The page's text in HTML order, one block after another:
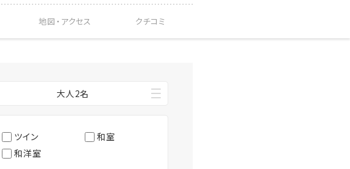
地図・ アクセス クチコミ
大人2名
ツイン
和室
和洋室